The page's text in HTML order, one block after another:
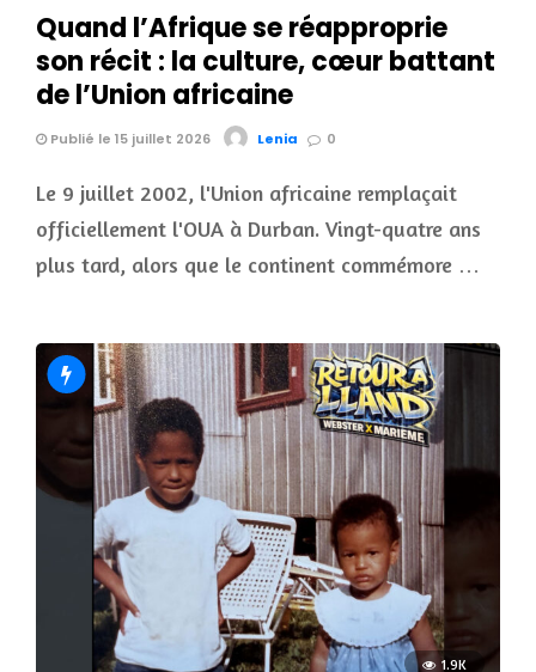
Quand l’Afrique se réapproprie
son récit : la culture, cœur battant
de l’Union africaine
Publié le 15 juillet 2026 Lenia 0
Le 9 juillet 2002, l'Union africaine remplaçait
officiellement l'OUA à Durban. Vingt-quatre ans
plus tard, alors que le continent commémore …
1.9K